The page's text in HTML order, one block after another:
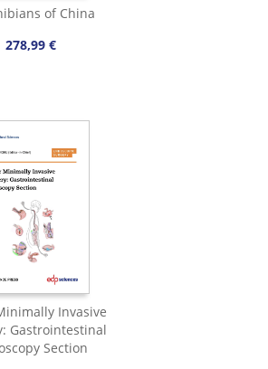
of China
278,99 €
Invasive
Gastrointestinal
Section